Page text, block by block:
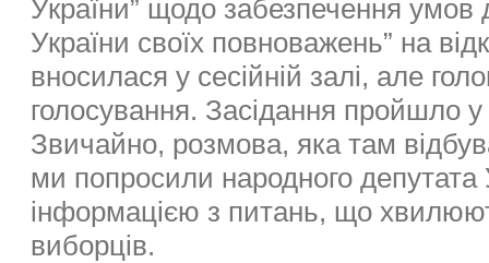
України” щодо забезпечення
України своїх повноважень” на
вносилася у сесійній залі, але
голосування. Засідання пройшло у
Звичайно, розмова, яка там
ми попросили народного депутата
інформацією з питань, що
виборців.